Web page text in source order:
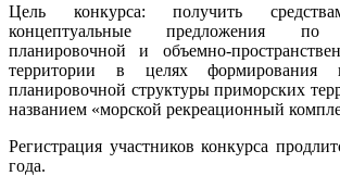
Цель конкурса: получить
концептуальные предложения по
планировочной и объемно-
территории в целях формирования
планировочной структуры приморских
названием «морской рекреационный
Регистрация участников конкурса
года.